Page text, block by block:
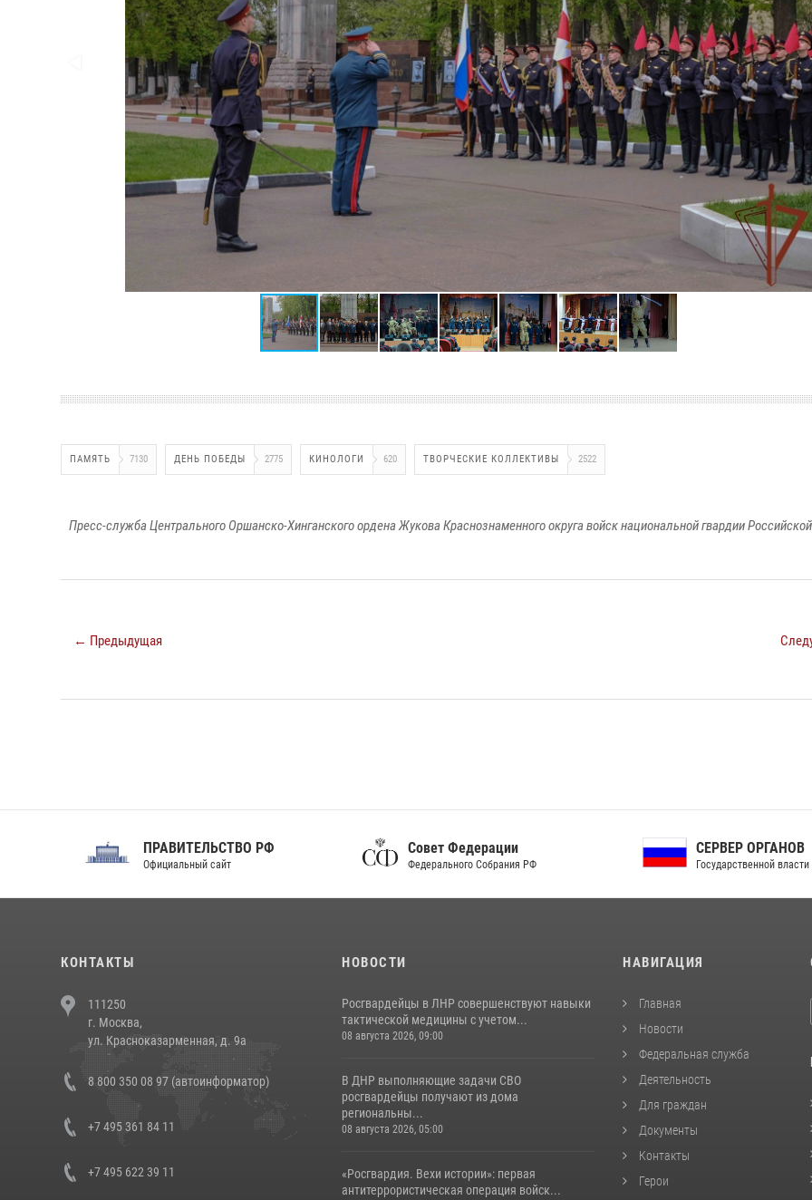
ПАМЯТЬ 7130 ДЕНЬ ПОБЕДЫ 2775 КИНОЛОГИ 620 ТВОРЧЕСКИЕ КОЛЛЕКТИВЫ 2522
Пресс-служба Центрального Оршанско-Хинганского ордена Жукова Краснознаменного округа войск национальной гвардии
← Предыдущая
ПРАВИТЕЛЬСТВО РФ
Официальный сайт
Совет Федерации
Федерального Собрания РФ
СЕРВЕР ОРГАНОВ
Государственной власти РФ
КОНТАКТЫ
111250
г. Москва,
ул. Красноказарменная, д. 9а
8 800 350 08 97 (автоинформатор)
+7 495 361 84 11
+7 495 622 39 11
НОВОСТИ
Росгвардейцы в ЛНР совершенствуют навыки
тактической медицины с учетом...
08 августа 2026, 09:00
В ДНР выполняющие задачи СВО
росгвардейцы получают из дома
региональны...
08 августа 2026, 05:00
«Росгвардия. Вехи истории»: первая
антитеррористическая операция войск...
НАВИГАЦИЯ
Главная
Новости
Федеральная служба
Деятельность
Для граждан
Документы
Контакты
Герои